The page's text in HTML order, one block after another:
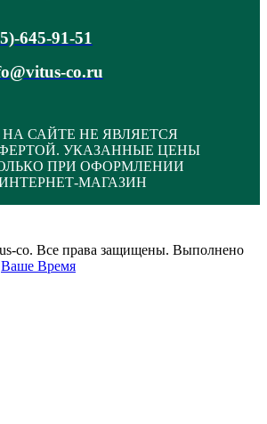
645-91-51
co.ru
САЙТЕ НЕ ЯВЛЯЕТСЯ
УКАЗАННЫЕ ЦЕНЫ
ПРИ ОФОРМЛЕНИИ
МАГАЗИН
co. Все права защищены. Выполнено
Ваше Время